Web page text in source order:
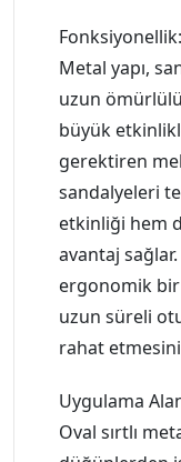
Fonksiyonellik:
Metal yapı,
uzun
büyük
gerektiren
sandalyeleri
etkinliği hem
avantaj sağlar.
ergonomik
uzun süreli
rahat
Uygulama
Oval sırtlı